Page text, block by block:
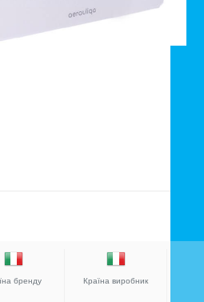
бренду Країна виробник